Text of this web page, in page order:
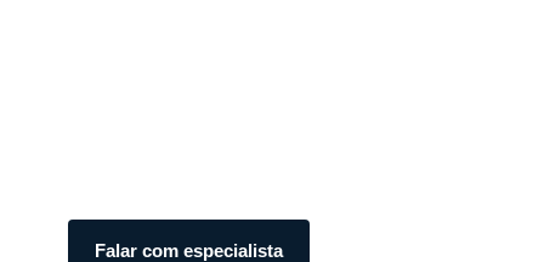
Falar com especialista